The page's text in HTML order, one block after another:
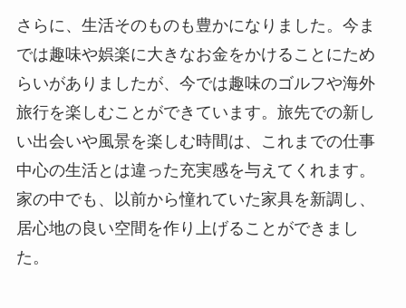
さらに、生活そのものも豊かになりました。今ま
では趣味や娯楽に大きなお金をかけることにため
らいがありましたが、今では趣味のゴルフや海外
旅行を楽しむことができています。旅先での新し
い出会いや風景を楽しむ時間は、これまでの仕事
中心の生活とは違った充実感を与えてくれます。
家の中でも、以前から憧れていた家具を新調し、
居心地の良い空間を作り上げることができまし
た。